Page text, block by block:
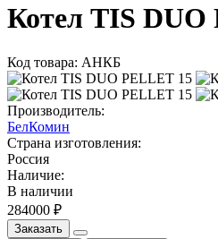
Котел TIS DUO
Код товара: АНКБ
Производитель:
БелКомин
Страна изготовления:
Россия
Наличие:
В наличии
284000 ₽
Заказать